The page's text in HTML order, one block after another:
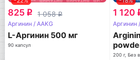
825 q 1 058q
Аргинин / AAKG
L-Аргинин 500 мг
90 капсул
1 120
Аргинин
200 г, Без